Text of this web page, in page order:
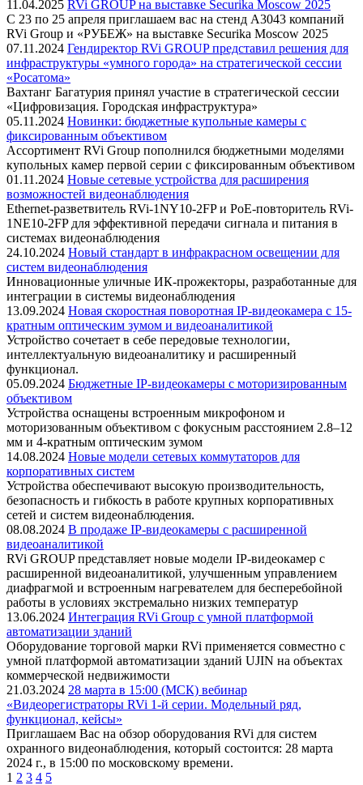
11.04.2025 RVi GROUP на выставке Securika Moscow 2025
С 23 по 25 апреля приглашаем вас на стенд A3043 компаний
RVi Group и «РУБЕЖ» на выставке Securika Moscow 2025
07.11.2024 Гендиректор RVi GROUP представил решения для
инфраструктуры «умного города» на стратегической сессии
«Росатома»
Вахтанг Багатурия принял участие в стратегической сессии
«Цифровизация. Городская инфраструктура»
05.11.2024 Новинки: бюджетные купольные камеры с
фиксированным объективом
Ассортимент RVi Group пополнился бюджетными моделями
купольных камер первой серии с фиксированным объективом
01.11.2024 Новые сетевые устройства для расширения
возможностей видеонаблюдения
Ethernet-разветвитель RVi-1NY10-2FP и PoE-повторитель RVi-
1NE10-2FP для эффективной передачи сигнала и питания в
системах видеонаблюдения
24.10.2024 Новый стандарт в инфракрасном освещении для
систем видеонаблюдения
Инновационные уличные ИК-прожекторы, разработанные для
интеграции в системы видеонаблюдения
13.09.2024 Новая скоростная поворотная IP-видеокамера с 15-
кратным оптическим зумом и видеоаналитикой
Устройство сочетает в себе передовые технологии,
интеллектуальную видеоаналитику и расширенный
функционал.
05.09.2024 Бюджетные IP-видеокамеры с моторизированным
объективом
Устройства оснащены встроенным микрофоном и
моторизованным объективом с фокусным расстоянием 2.8–12
мм и 4-кратным оптическим зумом
14.08.2024 Новые модели сетевых коммутаторов для
корпоративных систем
Устройства обеспечивают высокую производительность,
безопасность и гибкость в работе крупных корпоративных
сетей и систем видеонаблюдения.
08.08.2024 В продаже IP-видеокамеры с расширенной
видеоаналитикой
RVi GROUP представляет новые модели IP-видеокамер с
расширенной видеоаналитикой, улучшенным управлением
диафрагмой и встроенным нагревателем для бесперебойной
работы в условиях экстремально низких температур
13.06.2024 Интеграция RVi Group с умной платформой
автоматизации зданий
Оборудование торговой марки RVi применяется совместно с
умной платформой автоматизации зданий UJIN на объектах
коммерческой недвижимости
21.03.2024 28 марта в 15:00 (МСК) вебинар
«Видеорегистраторы RVi 1-й серии. Модельный ряд,
функционал, кейсы»
Приглашаем Вас на обзор оборудования RVi для систем
охранного видеонаблюдения, который состоится: 28 марта
2024 г., в 15:00 по московскому времени.
1 2 3 4 5